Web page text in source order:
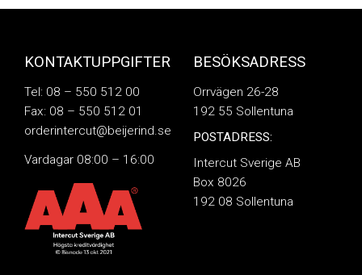
KONTAKTUPPGIFTER
Tel: 08 – 550 512 00
Fax: 08 – 550 512 01
orderintercut@beijerind.se
Vardagar 08:00 – 16:00
BESÖKSADRESS
Orrvägen 26-28
192 55 Sollentuna
POSTADRESS:
Intercut Sverige AB
Box 8026
192 08 Sollentuna